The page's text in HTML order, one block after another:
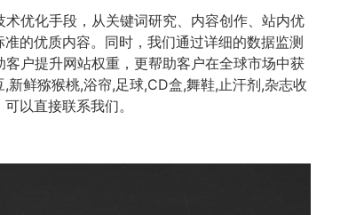
优化手段，从关键词研究、内容创作、站内优
的优质内容。同时，我们通过详细的数据监测
客户提升网站权重，更帮助客户在全球市场中获
鲜猕猴桃,浴帘,足球,CD盒,舞鞋,止汗剂,杂志收
以直接联系我们。